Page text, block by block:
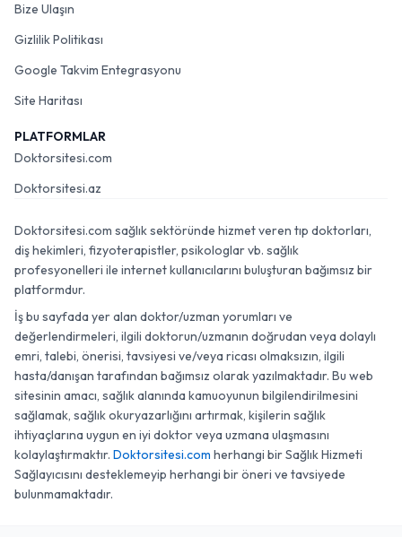
Bize Ulaşın
Gizlilik Politikası
Google Takvim Entegrasyonu
Site Haritası
PLATFORMLAR
Doktorsitesi.com
Doktorsitesi.az
Doktorsitesi.com sağlık sektöründe hizmet veren tıp doktorları,
diş hekimleri, fizyoterapistler, psikologlar vb. sağlık
profesyonelleri ile internet kullanıcılarını buluşturan bağımsız bir
platformdur.
İş bu sayfada yer alan doktor/uzman yorumları ve
değerlendirmeleri, ilgili doktorun/uzmanın doğrudan veya dolaylı
emri, talebi, önerisi, tavsiyesi ve/veya ricası olmaksızın, ilgili
hasta/danışan tarafından bağımsız olarak yazılmaktadır. Bu web
sitesinin amacı, sağlık alanında kamuoyunun bilgilendirilmesini
sağlamak, sağlık okuryazarlığını artırmak, kişilerin sağlık
ihtiyaçlarına uygun en iyi doktor veya uzmana ulaşmasını
kolaylaştırmaktır. Doktorsitesi.com herhangi bir Sağlık Hizmeti
Sağlayıcısını desteklemeyip herhangi bir öneri ve tavsiyede
bulunmamaktadır.